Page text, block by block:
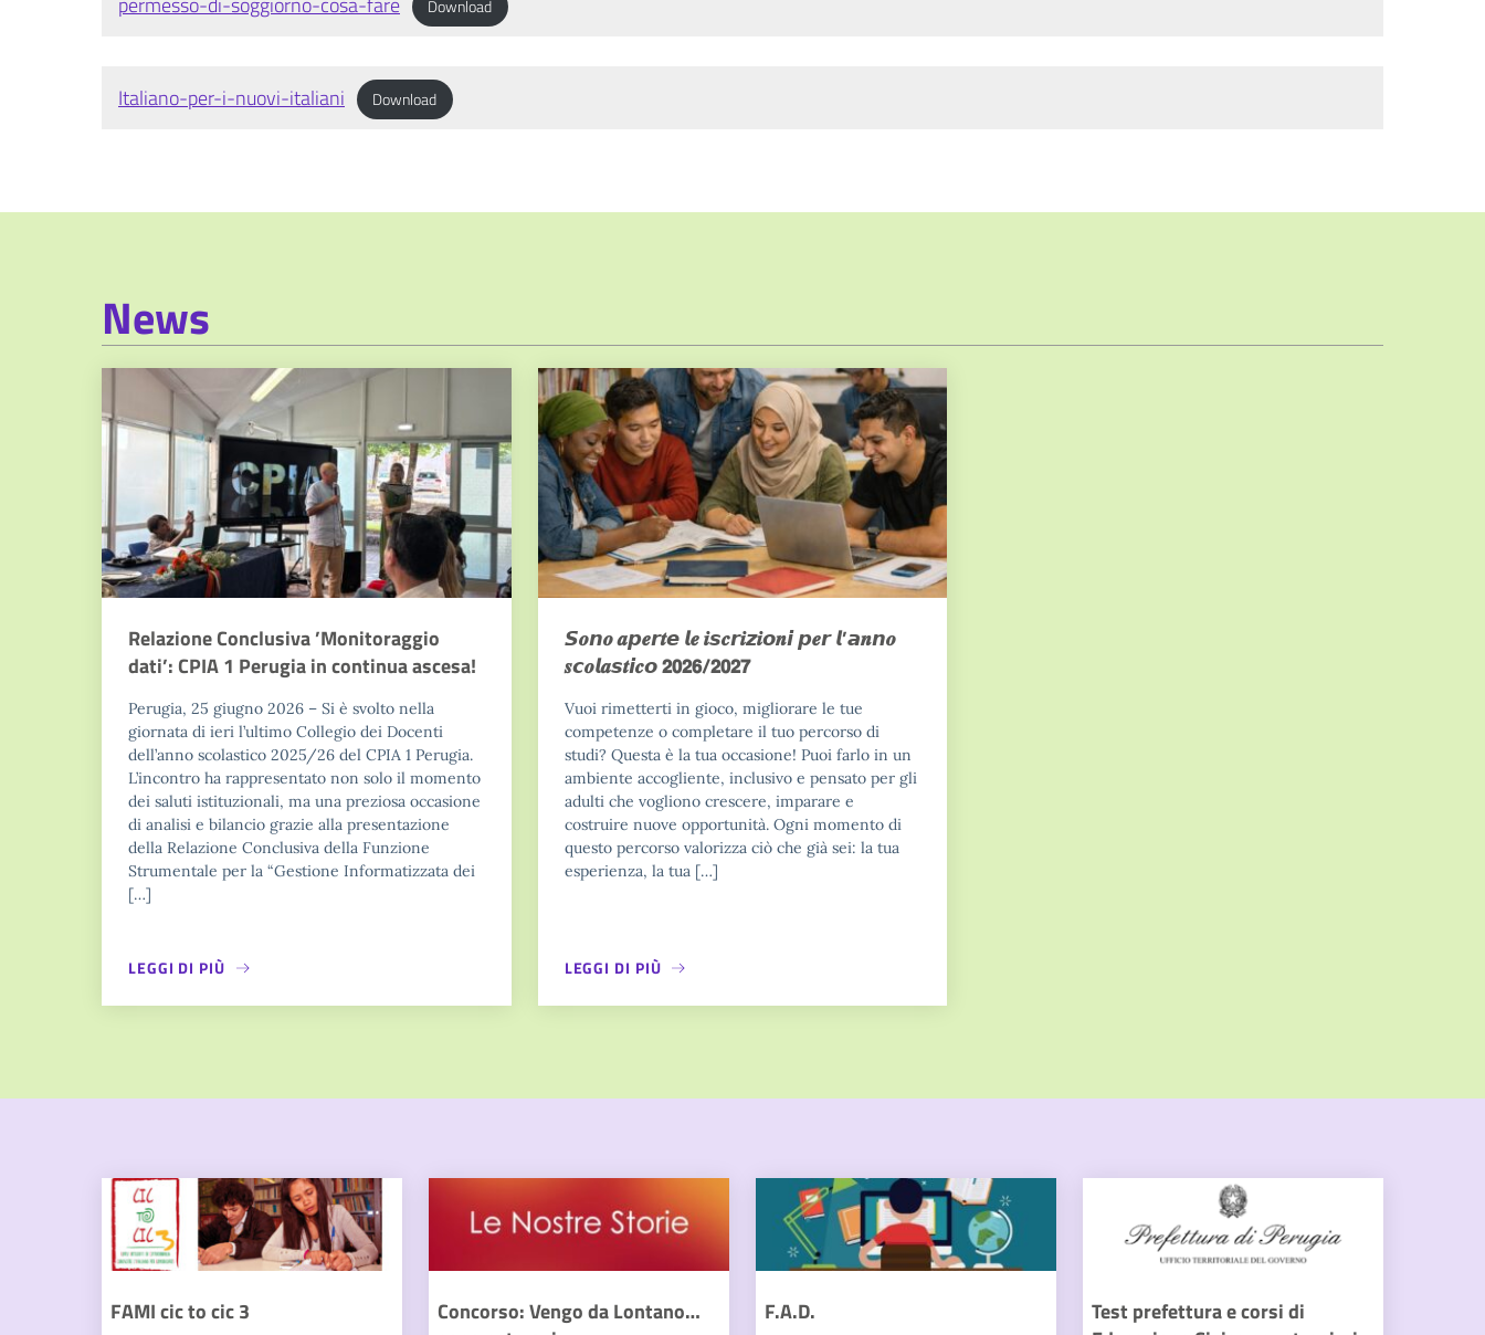
Download
Italiano-per-i-nuovi-italiani Download
News
Relazione Conclusiva ’Monitoraggio
dati’: CPIA 1 Perugia in continua ascesa!
Perugia, 25 giugno 2026 – Si è svolto nella
giornata di ieri l’ultimo Collegio dei Docenti
dell’anno scolastico 2025/26 del CPIA 1 Perugia.
L’incontro ha rappresentato non solo il momento
dei saluti istituzionali, ma una preziosa occasione
di analisi e bilancio grazie alla presentazione
della Relazione Conclusiva della Funzione
Strumentale per la “Gestione Informatizzata dei
[…]
LEGGI DI PIÙ
𝙎𝒐𝙣𝒐 𝒂𝙥𝒆𝙧𝒕𝙚 𝙡𝒆 𝒊𝙨𝒄𝙧𝒊𝙯𝒊𝙤𝒏𝙞 𝙥𝒆𝙧 𝙡’𝙖𝒏𝙣𝒐
𝒔𝙘𝒐𝙡𝒂𝙨𝒕𝙞𝒄𝙤 𝟮𝟬𝟮𝟲/𝟮𝟬𝟮𝟳
Vuoi rimetterti in gioco, migliorare le tue
competenze o completare il tuo percorso di
studi? Questa è la tua occasione! Puoi farlo in un
ambiente accogliente, inclusivo e pensato per gli
adulti che vogliono crescere, imparare e
costruire nuove opportunità. Ogni momento di
questo percorso valorizza ciò che già sei: la tua
esperienza, la tua […]
LEGGI DI PIÙ
FAMI cic to cic 3
Concorso: Vengo da Lontano…
F.A.D.
Test prefettura e corsi di